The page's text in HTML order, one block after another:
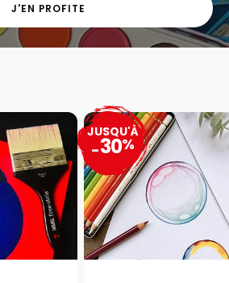
J'EN PROFITE
JUSQU'À
-30%